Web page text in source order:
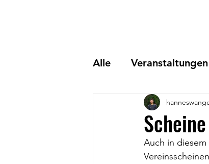
Alle Veranstaltungen
Auch in